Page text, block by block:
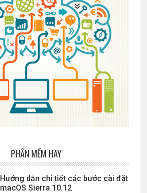
PHẦN MỀM HAY
Hướng dẫn chi tiết các bước cài đặt
macOS Sierra 10.12